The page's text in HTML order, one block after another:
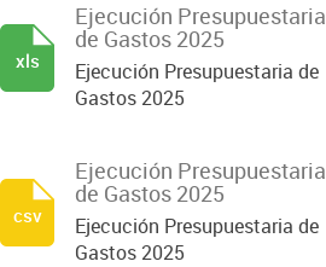
Ejecución Presupuestaria
de Gastos 2025
Ejecución Presupuestaria de
Gastos 2025
xls
Ejecución Presupuestaria
de Gastos 2025
Ejecución Presupuestaria de
Gastos 2025
csv